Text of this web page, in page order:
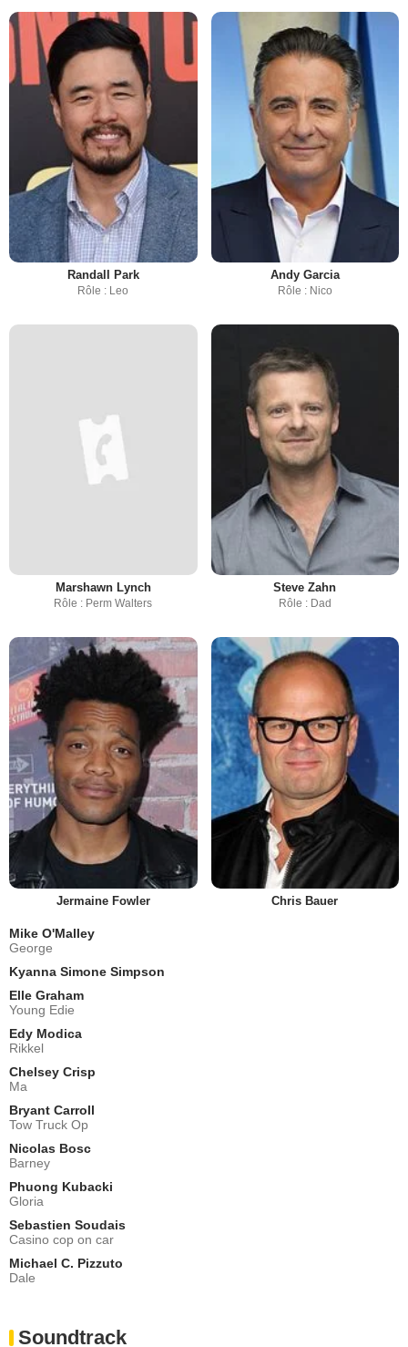
Randall Park
Rôle : Leo
Andy Garcia
Rôle : Nico
Marshawn Lynch
Rôle : Perm Walters
Steve Zahn
Rôle : Dad
Jermaine Fowler Chris Bauer
Mike O'Malley
George
Kyanna Simone Simpson
Elle Graham
Young Edie
Edy Modica
Rikkel
Chelsey Crisp
Ma
Bryant Carroll
Tow Truck Op
Nicolas Bosc
Barney
Phuong Kubacki
Gloria
Sebastien Soudais
Casino cop on car
Michael C. Pizzuto
Dale
Soundtrack